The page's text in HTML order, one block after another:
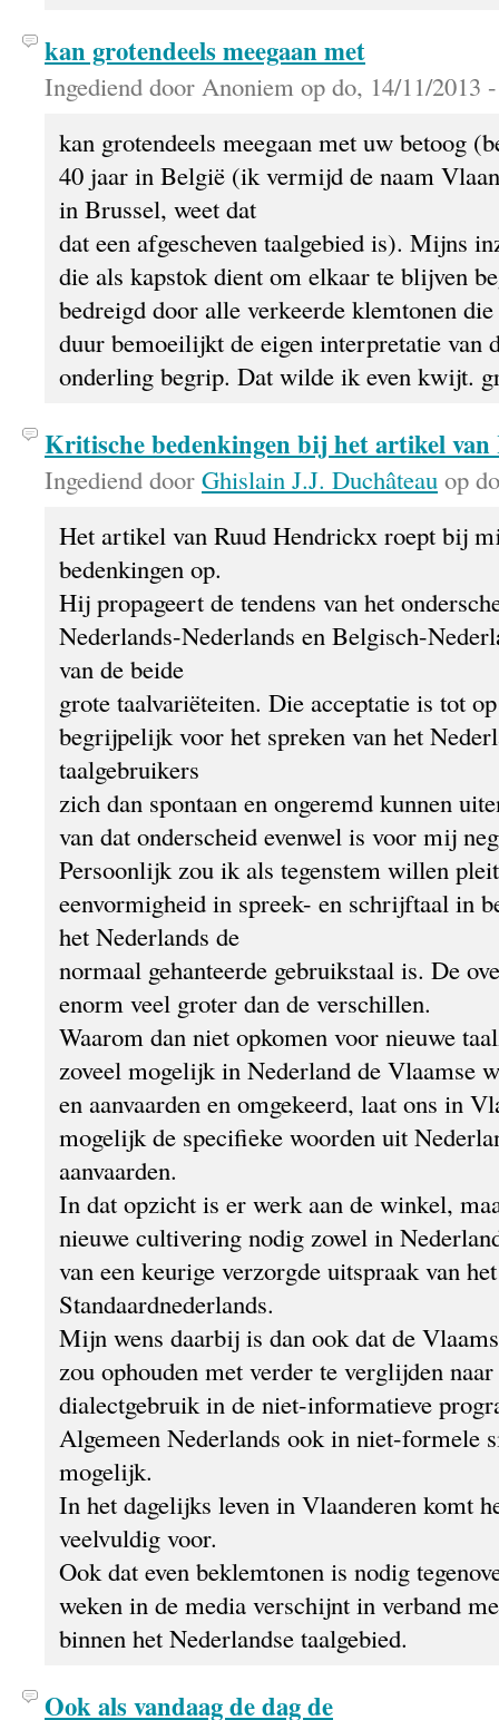
kan grotendeels meegaan met
Ingediend door Anoniem op do, 14/11/2013
kan grotendeels meegaan met uw betoog
40 jaar in België (ik vermijd de naam
in Brussel, weet dat
dat een afgescheven taalgebied is). Mijns
die als kapstok dient om elkaar te blijven
bedreigd door alle verkeerde klemtonen
duur bemoeilijkt de eigen interpretatie van
onderling begrip. Dat wilde ik even kwijt.
Kritische bedenkingen bij het artikel
Ingediend door Ghislain J.J. Duchâteau op
Het artikel van Ruud Hendrickx roept bij
bedenkingen op.
Hij propageert de tendens van het
Nederlands-Nederlands en Belgisch-
van de beide
grote taalvariëteiten. Die acceptatie is tot
begrijpelijk voor het spreken van het
taalgebruikers
zich dan spontaan en ongeremd kunnen
van dat onderscheid evenwel is voor mij
Persoonlijk zou ik als tegenstem willen
eenvormigheid in spreek- en schrijftaal in
het Nederlands de
normaal gehanteerde gebruikstaal is. De
enorm veel groter dan de verschillen.
Waarom dan niet opkomen voor nieuwe
zoveel mogelijk in Nederland de Vlaamse
en aanvaarden en omgekeerd, laat ons in
mogelijk de specifieke woorden uit
aanvaarden.
In dat opzicht is er werk aan de winkel,
nieuwe cultivering nodig zowel in
van een keurige verzorgde uitspraak van het
Standaardnederlands.
Mijn wens daarbij is dan ook dat de
zou ophouden met verder te verglijden
dialectgebruik in de niet-informatieve
Algemeen Nederlands ook in niet-formele
mogelijk.
In het dagelijks leven in Vlaanderen komt
veelvuldig voor.
Ook dat even beklemtonen is nodig
weken in de media verschijnt in verband
binnen het Nederlandse taalgebied.
Ook als vandaag de dag de